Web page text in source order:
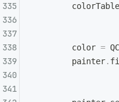
        colorTable
        color
=
        painter
.